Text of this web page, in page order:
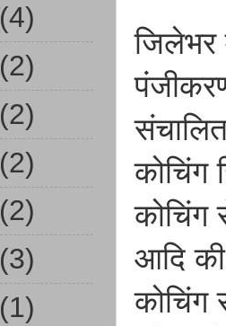
जिलेभर
कोचिंग
कोचिंग
आदि की
कोचिंग
(4)
(2)
(2)
(2)
(2)
(3)
(1)